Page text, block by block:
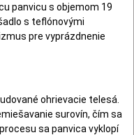
panvicu s objemom 19
s teflónovými
pre vyprázdnenie
ohrievacie telesá.
surovín, čím sa
sa panvica vyklopí